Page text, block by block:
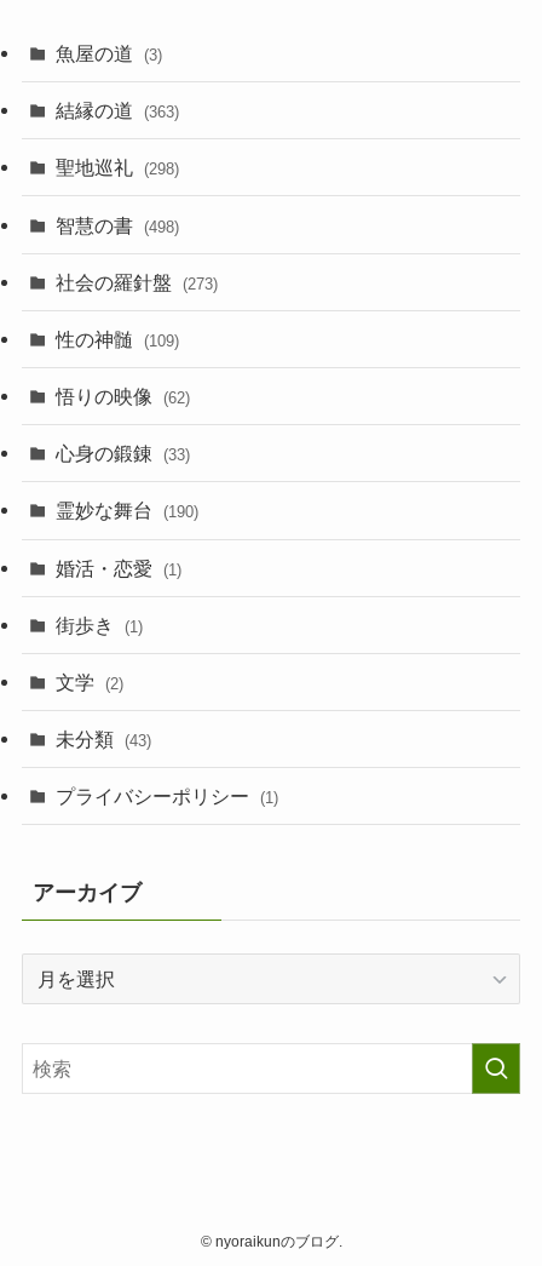
魚屋の道 (3)
結縁の道 (363)
聖地巡礼 (298)
智慧の書 (498)
社会の羅針盤 (273)
性の神髄 (109)
悟りの映像 (62)
心身の鍛錬 (33)
霊妙な舞台 (190)
婚活・恋愛 (1)
街歩き (1)
文学 (2)
未分類 (43)
プライバシーポリシー (1)
アーカイブ
イ
©nyoraikunのブログ.